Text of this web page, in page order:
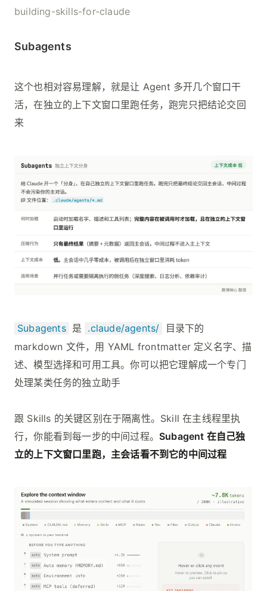
building-skills-for-claude
Subagents
这个也相对容易理解，就是让 Agent 多开几个窗口干
活，在独立的上下文窗口里跑任务，跑完只把结论交回
来
Subagents 是 .claude/agents/
目录下的
markdown 文件，用 YAML frontmatter 定义名字、描
述、模型选择和可用工具。你可以把它理解成一个专门
处理某类任务的独立助手
跟 Skills 的关键区别在于隔离性。Skill 在主线程里执
行，你能看到每一步的中间过程。 Subagent 在自己独
立的上下文窗口里跑，主会话看不到它的中间过程